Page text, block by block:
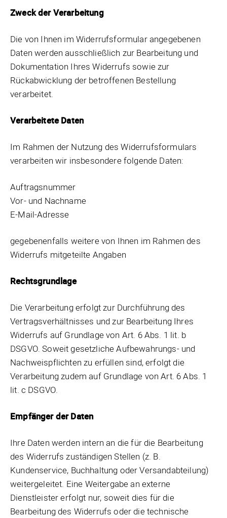
Zweck der Verarbeitung
Die von Ihnen im Widerrufsformular angegebenen
Daten werden ausschließlich zur Bearbeitung und
Dokumentation Ihres Widerrufs sowie zur
Rückabwicklung der betroffenen Bestellung
verarbeitet.
Verarbeitete Daten
Im Rahmen der Nutzung des Widerrufsformulars
verarbeiten wir insbesondere folgende Daten:
Auftragsnummer
Vor- und Nachname
E-Mail-Adresse
gegebenenfalls weitere von Ihnen im Rahmen des
Widerrufs mitgeteilte Angaben
Rechtsgrundlage
Die Verarbeitung erfolgt zur Durchführung des
Vertragsverhältnisses und zur Bearbeitung Ihres
Widerrufs auf Grundlage von Art. 6 Abs. 1 lit. b
DSGVO. Soweit gesetzliche Aufbewahrungs- und
Nachweispflichten zu erfüllen sind, erfolgt die
Verarbeitung zudem auf Grundlage von Art. 6 Abs. 1
lit. c DSGVO.
Empfänger der Daten
Ihre Daten werden intern an die für die Bearbeitung
des Widerrufs zuständigen Stellen (z. B.
Kundenservice, Buchhaltung oder Versandabteilung)
weitergeleitet. Eine Weitergabe an externe
Dienstleister erfolgt nur, soweit dies für die
Bearbeitung des Widerrufs oder die technische